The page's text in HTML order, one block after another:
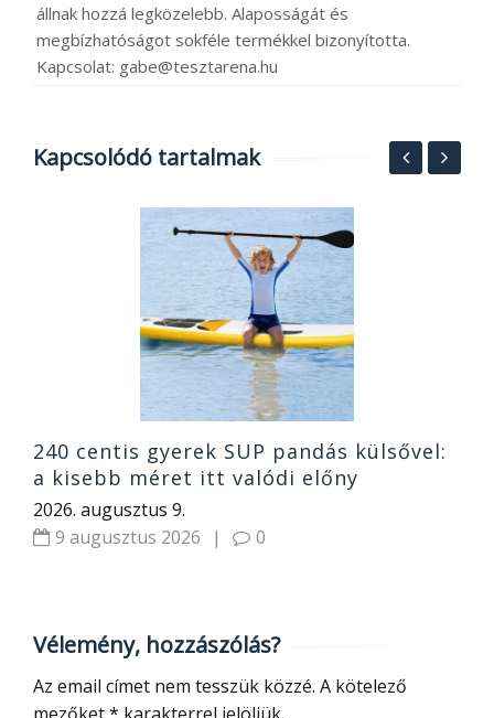
állnak hozzá legközelebb. Alaposságát és
megbízhatóságot sokféle termékkel bizonyította.
Kapcsolat: gabe@tesztarena.hu
Kapcsolódó tartalmak
240 centis gyerek SUP pandás külsővel:
a kisebb méret itt valódi előny
2026. augusztus 9.
9 augusztus 2026
| 0
Vélemény, hozzászólás?
Az email címet nem tesszük közzé. A kötelező